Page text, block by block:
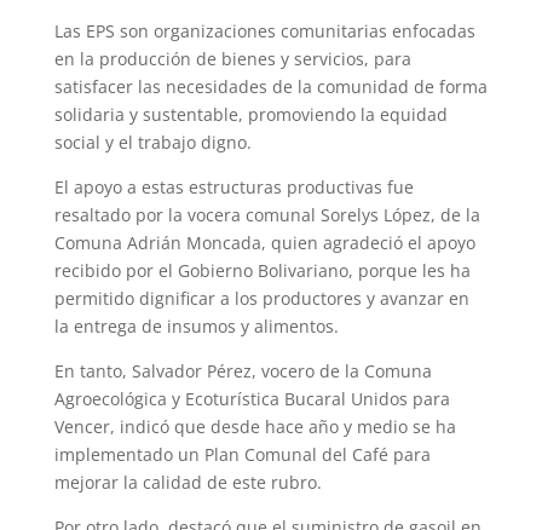
Las EPS son organizaciones comunitarias enfocadas
en la producción de bienes y servicios, para
satisfacer las necesidades de la comunidad de forma
solidaria y sustentable, promoviendo la equidad
social y el trabajo digno.
El apoyo a estas estructuras productivas fue
resaltado por la vocera comunal Sorelys López, de la
Comuna Adrián Moncada, quien agradeció el apoyo
recibido por el Gobierno Bolivariano, porque les ha
permitido dignificar a los productores y avanzar en
la entrega de insumos y alimentos.
En tanto, Salvador Pérez, vocero de la Comuna
Agroecológica y Ecoturística Bucaral Unidos para
Vencer, indicó que desde hace año y medio se ha
implementado un Plan Comunal del Café para
mejorar la calidad de este rubro.